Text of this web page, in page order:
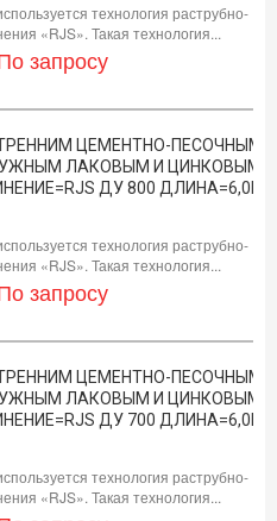
технология раструбно-
«RJS». Такая технология...
запросу
ЦЕМЕНТНО-ПЕСОЧНЫМ
ЛАКОВЫМ И ЦИНКОВЫМ
ДУ 800 ДЛИНА=6,0М
технология раструбно-
«RJS». Такая технология...
запросу
ЦЕМЕНТНО-ПЕСОЧНЫМ
ЛАКОВЫМ И ЦИНКОВЫМ
ДУ 700 ДЛИНА=6,0М
технология раструбно-
«RJS». Такая технология...